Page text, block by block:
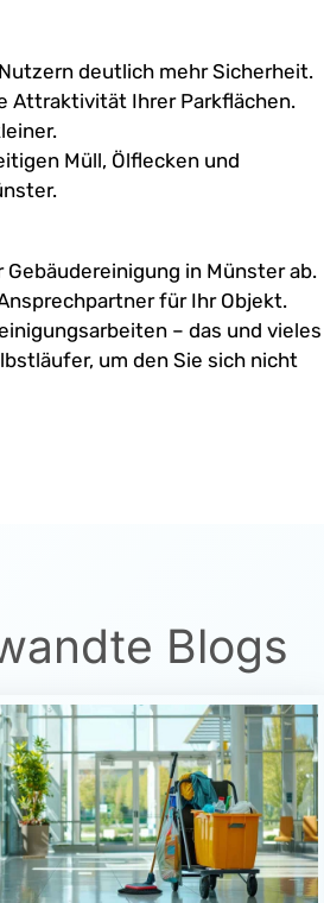
deutlich mehr Sicherheit.
Attraktivität Ihrer Parkflächen.
Müll, Ölflecken und
in Münster ab.
für Ihr Objekt.
– das und vieles
um den Sie sich nicht
Blogs